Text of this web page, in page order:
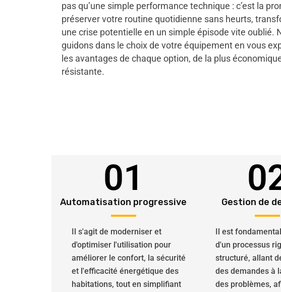
pas qu’une simple performance technique : c’est la
préserver votre routine quotidienne sans heurts,
une crise potentielle en un simple épisode vite oublié.
guidons dans le choix de votre équipement en vous
les avantages de chaque option, de la plus
résistante.
01
Automatisation progressive
Il s'agit de moderniser et
d'optimiser l'utilisation pour
améliorer le confort, la sécurité
et l'efficacité énergétique des
habitations, tout en simplifiant
Gestion de
Il est
d'un processus
structuré, allant
des demandes à
des problèmes,